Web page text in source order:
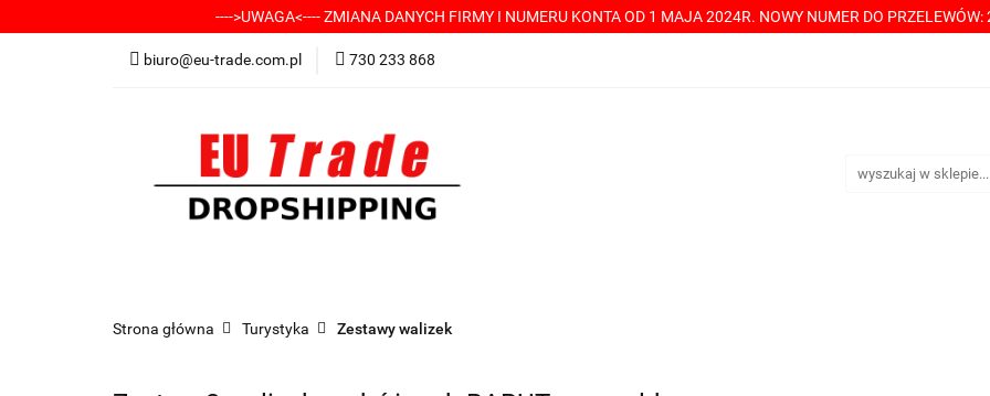
---->UWAGA<---- ZMIANA DANYCH FIRMY I NUMERU KONTA OD 1 MAJA 2024R. NOWY NUMER DO
biuro@eu-trade.com.pl 730 233 868
KATEGORIE -----> CHCESZ Z NAMI WSPÓŁPRACOWAĆ? PRZECZYTAJ! <-----
Strona główna Turystyka Zestawy walizek